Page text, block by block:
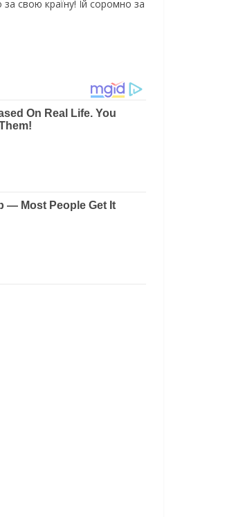
свою країну! Їй соромно за